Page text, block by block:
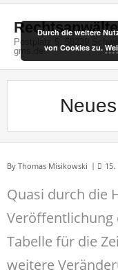
Skip
content
Postplatz 5, 58239
gms.de
By Thomas Misikowski 15.
Quasi durch die
Veröffentlichung
Tabelle für die
weitere
Durch die weitere
von Cookies zu.